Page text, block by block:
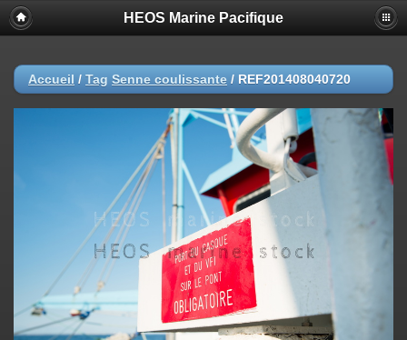
HEOS Marine Pacifique
Accueil / Tag Senne coulissante / REF201408040720